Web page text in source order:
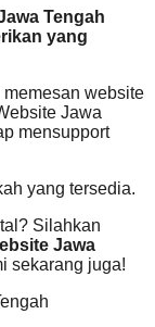
Tengah
yang
website
Jawa
mensupport
yang tersedia.
Silahkan
Jawa
sekarang juga!